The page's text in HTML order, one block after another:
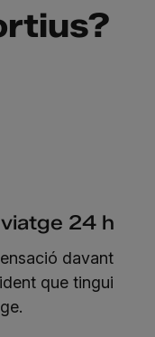
24 h
davant
que tingui